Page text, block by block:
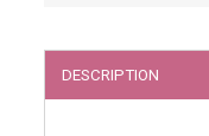
DESCRIPTION